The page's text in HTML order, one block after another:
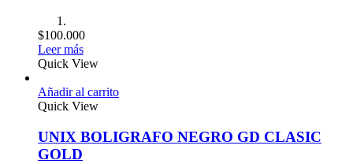
$100.000
Leer más
Quick View
Añadir al carrito
Quick View
UNIX BOLIGRAFO NEGRO GD CLASIC
GOLD